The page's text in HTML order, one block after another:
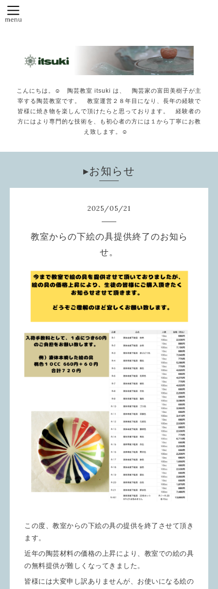
こんにちは。☺️ 陶芸教室 itsuki は、 陶芸家の富田美樹子が主
宰する陶芸教室です。 教室運営２８年目になり、長年の経験で
皆様に焼き物を楽しんで頂けたらと思っております。 経験者の
方にはより専門的な技術を、も初心者の方には１から丁寧にお教
え致します。☺️
▸お知らせ
2025/05/21
教室からの下絵の具提供終了のお知ら
せ。
この度、教室からの下絵の具の提供を終了させて頂き
ます。
近年の陶芸材料の価格の上昇により、教室での絵の具
の無料提供が難しくなってきました。
皆様には大変申し訳ありませんが、お使いになる絵の